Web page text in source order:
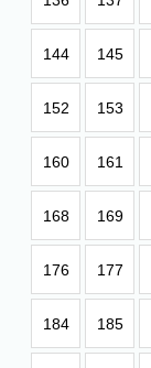
144 145
152 153
160 161
168 169
176 177
184 185